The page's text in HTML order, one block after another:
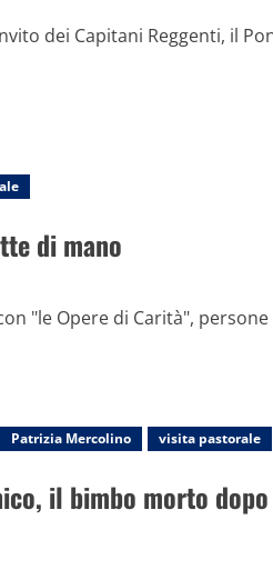
dei Capitani Reggenti, il
di mano
"le Opere di Carità",
Patrizia Mercolino visita pastorale
il bimbo morto